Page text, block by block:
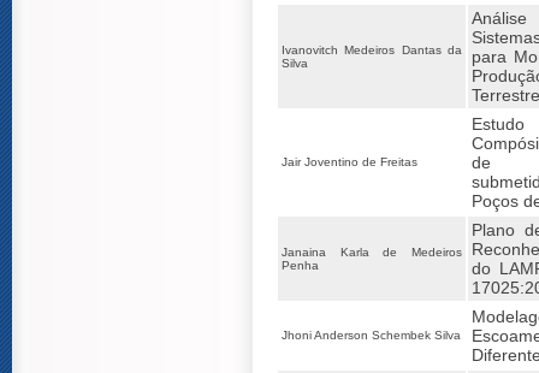
Ivanovitch Medeiros Dantas da
Silva
para
Jair Joventino de Freitas
de
Poços
Janaina Karla de Medeiros
Penha
Plano
do
Jhoni Anderson Schembek Silva